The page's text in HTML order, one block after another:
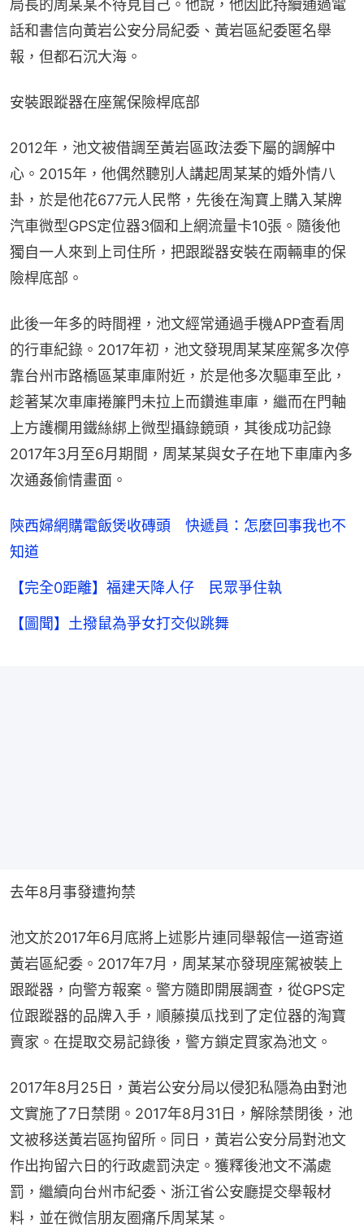
局長的周某某不待見自己。他說，他因此持續通過電
話和書信向黃岩公安分局紀委、黃岩區紀委匿名舉
報，但都石沉大海。
安裝跟蹤器在座駕保險桿底部
2012年，池文被借調至黃岩區政法委下屬的調解中
心。2015年，他偶然聽別人講起周某某的婚外情八
卦，於是他花677元人民幣，先後在淘寶上購入某牌
汽車微型GPS定位器3個和上網流量卡10張。隨後他
獨自一人來到上司住所，把跟蹤器安裝在兩輛車的保
險桿底部。
此後一年多的時間裡，池文經常通過手機APP查看周
的行車紀錄。2017年初，池文發現周某某座駕多次停
靠台州市路橋區某車庫附近，於是他多次驅車至此，
趁著某次車庫捲簾門未拉上而鑽進車庫，繼而在門軸
上方護欄用鐵絲綁上微型攝錄鏡頭，其後成功記錄
2017年3月至6月期間，周某某與女子在地下車庫內多
次通姦偷情畫面。
陝西婦網購電飯煲收磚頭 快遞員：怎麼回事我也不
知道
【完全0距離】福建天降人仔 民眾爭住執
【圖聞】土撥鼠為爭女打交似跳舞
去年8月事發遭拘禁
池文於2017年6月底將上述影片連同舉報信一道寄道
黃岩區紀委。2017年7月，周某某亦發現座駕被裝上
跟蹤器，向警方報案。警方隨即開展調查，從GPS定
位跟蹤器的品牌入手，順藤摸瓜找到了定位器的淘寶
賣家。在提取交易記錄後，警方鎖定買家為池文。
2017年8月25日，黃岩公安分局以侵犯私隱為由對池
文實施了7日禁閉。2017年8月31日，解除禁閉後，池
文被移送黃岩區拘留所。同日，黃岩公安分局對池文
作出拘留六日的行政處罰決定。獲釋後池文不滿處
罰，繼續向台州市紀委、浙江省公安廳提交舉報材
料，並在微信朋友圈痛斥周某某。